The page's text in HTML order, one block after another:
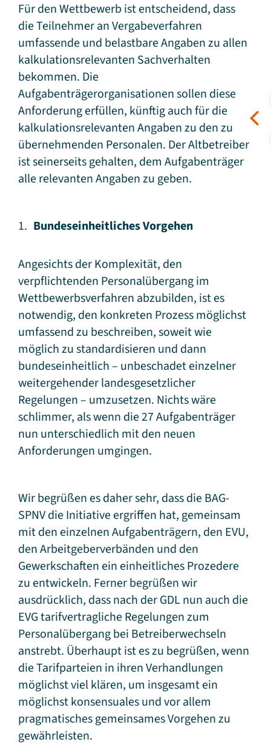
Für den Wettbewerb ist entscheidend, dass
die Teilnehmer an Vergabeverfahren
umfassende und belastbare Angaben zu allen
kalkulationsrelevanten Sachverhalten
bekommen. Die
Aufgabenträgerorganisationen sollen diese
Anforderung erfüllen, künftig auch für die
kalkulationsrelevanten Angaben zu den zu
übernehmenden Personalen. Der Altbetreiber
ist seinerseits gehalten, dem Aufgabenträger
alle relevanten Angaben zu geben.
Bundeseinheitliches Vorgehen
Angesichts der Komplexität, den
verpflichtenden Personalübergang im
Wettbewerbsverfahren abzubilden, ist es
notwendig, den konkreten Prozess möglichst
umfassend zu beschreiben, soweit wie
möglich zu standardisieren und dann
bundeseinheitlich – unbeschadet einzelner
weitergehender landesgesetzlicher
Regelungen – umzusetzen. Nichts wäre
schlimmer, als wenn die 27 Aufgabenträger
nun unterschiedlich mit den neuen
Anforderungen umgingen.
Wir begrüßen es daher sehr, dass die BAG-
SPNV die Initiative ergriffen hat, gemeinsam
mit den einzelnen Aufgabenträgern, den EVU,
den Arbeitgeberverbänden und den
Gewerkschaften ein einheitliches Prozedere
zu entwickeln. Ferner begrüßen wir
ausdrücklich, dass nach der GDL nun auch die
EVG tarifvertragliche Regelungen zum
Personalübergang bei Betreiberwechseln
anstrebt. Überhaupt ist es zu begrüßen, wenn
die Tarifparteien in ihren Verhandlungen
möglichst viel klären, um insgesamt ein
möglichst konsensuales und vor allem
pragmatisches gemeinsames Vorgehen zu
gewährleisten.